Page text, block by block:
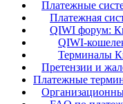
Платежные
Платежная
QIWI форум:
QIWI-
Терминалы
Претензии и
Платежные